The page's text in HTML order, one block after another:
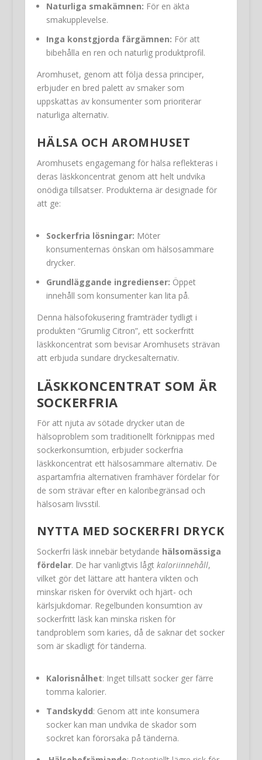
Naturliga smakämnen: För en äkta
smakupplevelse.
Inga konstgjorda färgämnen: För att
bibehålla en ren och naturlig produktprofil.
Aromhuset, genom att följa dessa principer,
erbjuder en bred palett av smaker som
uppskattas av konsumenter som prioriterar
naturliga alternativ.
HÄLSA OCH AROMHUSET
Aromhusets engagemang för hälsa reflekteras i
deras läskkoncentrat genom att helt undvika
onödiga tillsatser. Produkterna är designade för
att ge:
Sockerfria lösningar: Möter
konsumenternas önskan om hälsosammare
drycker.
Grundläggande ingredienser: Öppet
innehåll som konsumenter kan lita på.
Denna hälsofokusering framträder tydligt i
produkten “Grumlig Citron”, ett sockerfritt
läskkoncentrat som bevisar Aromhusets strävan
att erbjuda sundare dryckesalternativ.
LÄSKKONCENTRAT SOM ÄR
SOCKERFRIA
För att njuta av sötade drycker utan de
hälsoproblem som traditionellt förknippas med
sockerkonsumtion, erbjuder sockerfria
läskkoncentrat ett hälsosammare alternativ. De
aspartamfria alternativen framhäver fördelar för
de som strävar efter en kaloribegränsad och
hälsosam livsstil.
NYTTA MED SOCKERFRI DRYCK
Sockerfri läsk innebär betydande hälsomässiga
fördelar. De har vanligtvis lågt kaloriinnehåll,
vilket gör det lättare att hantera vikten och
minskar risken för övervikt och hjärt- och
kärlsjukdomar. Regelbunden konsumtion av
sockerfritt läsk kan minska risken för
tandproblem som karies, då de saknar det socker
som är skadligt för tänderna.
Kalorisnålhet: Inget tillsatt socker ger färre
tomma kalorier.
Tandskydd: Genom att inte konsumera
socker kan man undvika de skador som
sockret kan förorsaka på tänderna.